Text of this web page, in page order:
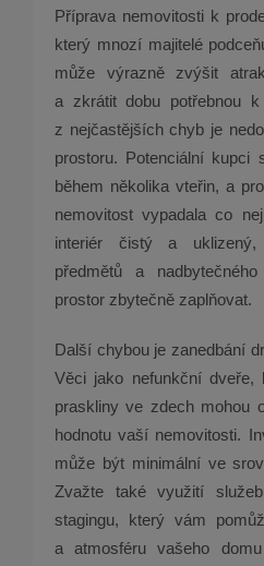
Příprava nemovitosti k
který mnozí majitelé
může výrazně zvýšit
a zkrátit dobu potřebnou
z nejčastějších chyb je
prostoru. Potenciální kupci
během několika vteřin, a
nemovitost vypadala co
interiér čistý a
předmětů a
prostor zbytečně zaplňovat.
Další chybou je zanedbání
Věci jako nefunkční dveře,
praskliny ve zdech mohou
hodnotu vaší nemovitosti.
může být minimální ve
Zvažte také využití
stagingu, který vám
a atmosféru vašeho